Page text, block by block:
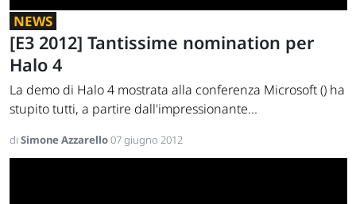
NEWS
[E3 2012] Tantissime nomination per
Halo 4
La demo di Halo 4 mostrata alla conferenza Microsoft () ha
stupito tutti, a partire dall'impressionante...
di Simone Azzarello07 giugno 2012